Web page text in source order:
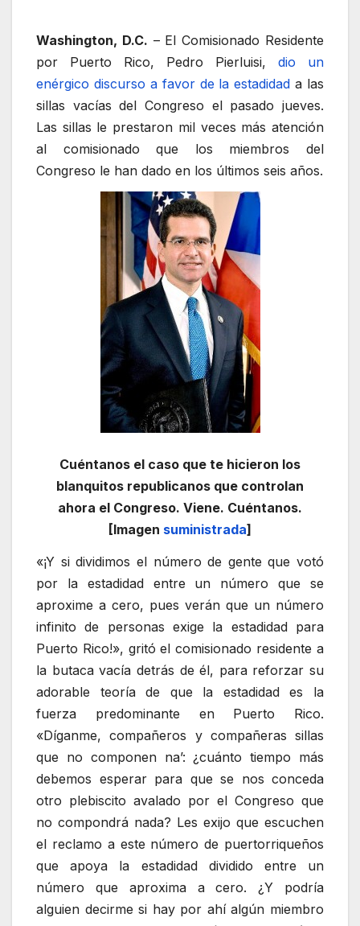
Washington, D.C. – El Comisionado Residente
por Puerto Rico, Pedro Pierluisi, dio un
enérgico discurso a favor de la estadidad a las
sillas vacías del Congreso el pasado jueves.
Las sillas le prestaron mil veces más atención
al comisionado que los miembros del
Congreso le han dado en los últimos seis años.
Cuéntanos el caso que te hicieron los
blanquitos republicanos que controlan
ahora el Congreso. Viene. Cuéntanos.
[Imagen suministrada]
«¡Y si dividimos el número de gente que votó
por la estadidad entre un número que se
aproxime a cero, pues verán que un número
infinito de personas exige la estadidad para
Puerto Rico!», gritó el comisionado residente a
la butaca vacía detrás de él, para reforzar su
adorable teoría de que la estadidad es la
fuerza predominante en Puerto Rico.
«Díganme, compañeros y compañeras sillas
que no componen na’: ¿cuánto tiempo más
debemos esperar para que se nos conceda
otro plebiscito avalado por el Congreso que
no compondrá nada? Les exijo que escuchen
el reclamo a este número de puertorriqueños
que apoya la estadidad dividido entre un
número que aproxima a cero. ¿Y podría
alguien decirme si hay por ahí algún miembro